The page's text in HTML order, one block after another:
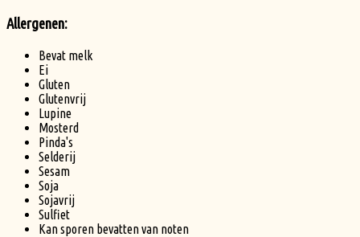
Allergenen:
Bevat melk
Ei
Gluten
Glutenvrij
Lupine
Mosterd
Pinda's
Selderij
Sesam
Soja
Sojavrij
Sulfiet
Kan sporen bevatten van noten